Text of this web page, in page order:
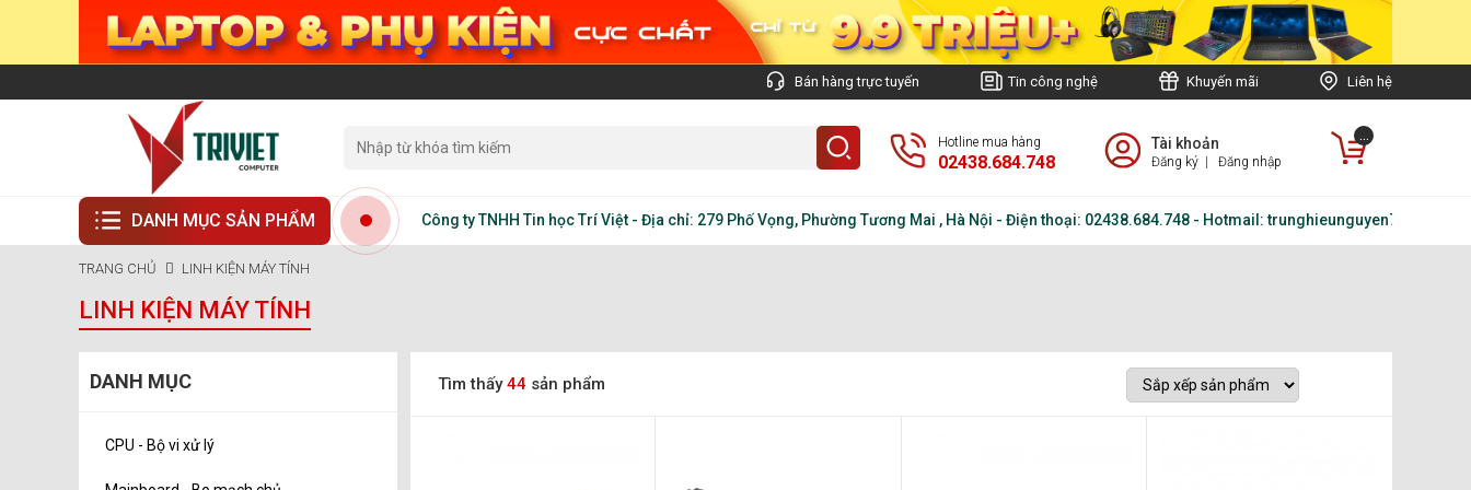
Bán hàng trực tuyến Tin công nghệ Khuyến mãi Liên hệ
Hotline mua hàng
02438.684.748
Tài khoản
Đăng ký Đăng nhập
...
DANH MỤC SẢN PHẨM Công ty TNHH Tin học Trí Việt - Địa chỉ: 279 Phố Vọng, Phường Tương Mai , Hà Nội - Điện thoại: 02438.684.748 - Hotmail: trunghieunguyen72@gmail.com
TRANG CHỦ LINH KIỆN MÁY TÍNH
LINH KIỆN MÁY TÍNH
DANH MỤC
CPU - Bộ vi xử lý
Tìm thấy44 sản phẩm